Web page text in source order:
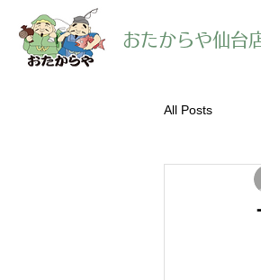
おたからや仙台
All Posts